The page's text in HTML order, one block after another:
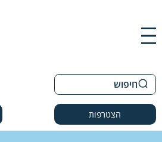
הצטרפות
חיפוש